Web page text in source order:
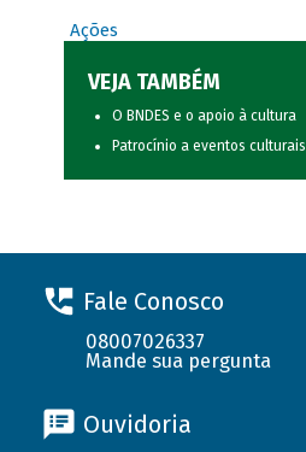
Ações
VEJA TAMBÉM
O BNDES e o apoio à cultura
Patrocínio a eventos culturais
Fale Conosco
08007026337
Mande sua pergunta
Ouvidoria